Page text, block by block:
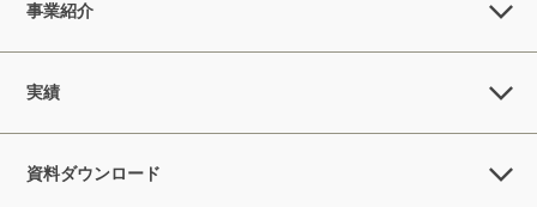
事業紹介
実績
資料ダウンロード